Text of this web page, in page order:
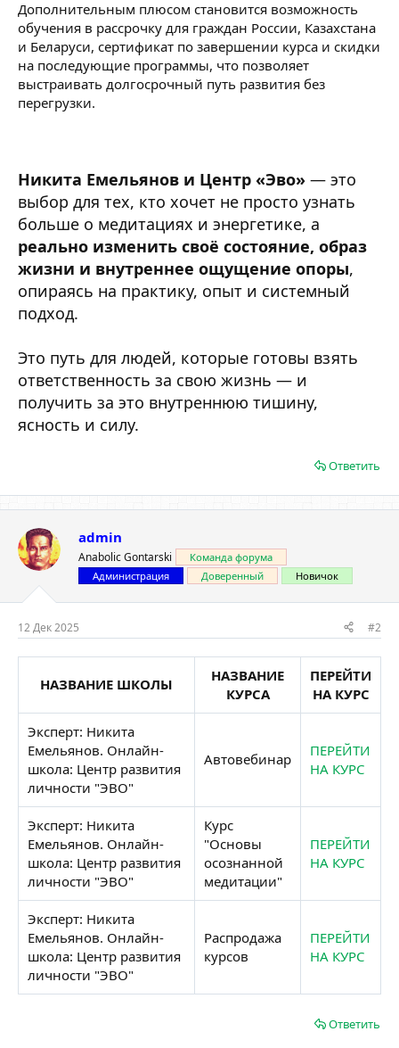
Дополнительным плюсом становится возможность
обучения в рассрочку для граждан России, Казахстана
и Беларуси, сертификат по завершении курса и скидки
на последующие программы, что позволяет
выстраивать долгосрочный путь развития без
перегрузки.
Никита Емельянов и Центр «Эво» — это
выбор для тех, кто хочет не просто узнать
больше о медитациях и энергетике, а
реально изменить своё состояние, образ
жизни и внутреннее ощущение опоры,
опираясь на практику, опыт и системный
подход.
Это путь для людей, которые готовы взять
ответственность за свою жизнь — и
получить за это внутреннюю тишину,
ясность и силу.
Ответить
admin
Anabolic Gontarski
Команда форума
Администрация
Доверенный Новичок
12 Дек 2025 #2
НАЗВАНИЕ ШКОЛЫ
НАЗВАНИЕ
КУРСА
ПЕРЕЙТИ
НА КУРС
Эксперт: Никита
Емельянов. Онлайн-
школа: Центр развития
личности "ЭВО"
Автовебинар
ПЕРЕЙТИ
НА КУРС
Эксперт: Никита
Емельянов. Онлайн-
школа: Центр развития
личности "ЭВО"
Курс
"Основы
осознанной
медитации"
ПЕРЕЙТИ
НА КУРС
Эксперт: Никита
Емельянов. Онлайн-
школа: Центр развития
личности "ЭВО"
Распродажа
курсов
ПЕРЕЙТИ
НА КУРС
Ответить